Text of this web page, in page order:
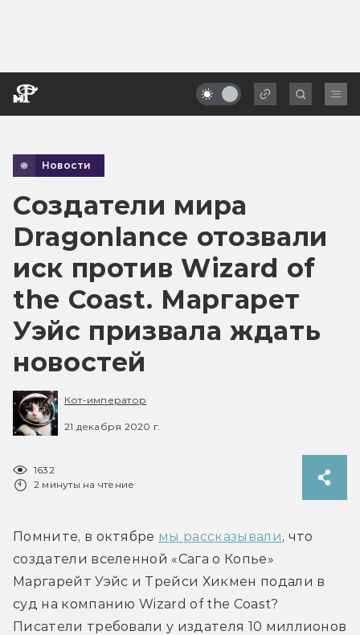
Новости
Создатели мира
Dragonlance отозвали
иск против Wizard of
the Coast. Маргарет
Уэйс призвала ждать
новостей
Кот-император
21 декабря 2020 г.
1632
2 минуты на чтение
Помните, в октябре мы рассказывали, что
создатели вселенной «Сага о Копье»
Маргарейт Уэйс и Трейси Хикмен подали в
суд на компанию Wizard of the Coast?
Писатели требовали у издателя 10 миллионов